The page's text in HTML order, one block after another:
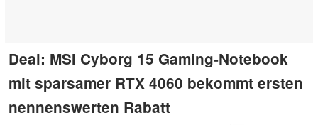
Deal: MSI Cyborg 15 Gaming-Notebook
mit sparsamer RTX 4060 bekommt ersten
nennenswerten Rabatt